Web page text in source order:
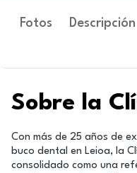
Fotos Descripción
Sobre la
Con más de 25 años de
buco dental en Leioa, la
consolidado como una